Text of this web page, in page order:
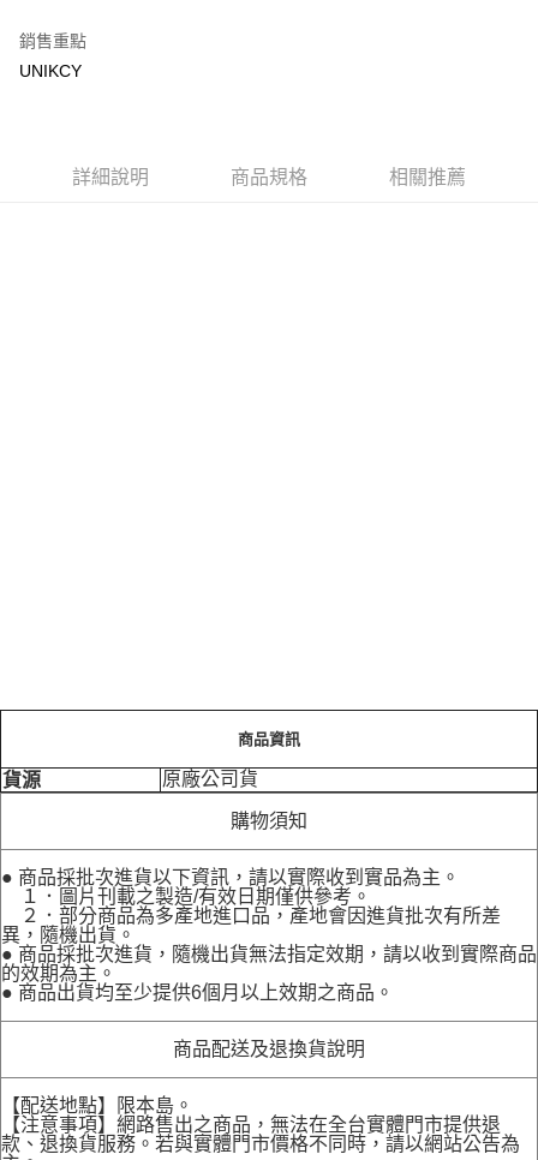
Google Pay
每筆NT$70，滿NT$499(含以上)免運費
銷售重點
UNIKCY
詳細說明 商品規格 相關推薦
商品資訊
貨源 原廠公司貨
購物須知
● 商品採批次進貨以下資訊，請以實際收到實品為主。
１．圖片刊載之製造/有效日期僅供參考。
２．部分商品為多產地進口品，產地會因進貨批次有所差
異，隨機出貨。
● 商品採批次進貨，隨機出貨無法指定效期，請以收到實際商品
的效期為主。
● 商品出貨均至少提供6個月以上效期之商品。
商品配送及退換貨說明
【配送地點】限本島。
【注意事項】網路售出之商品，無法在全台實體門市提供退
款、退換貨服務。若與實體門市價格不同時，請以網站公告為